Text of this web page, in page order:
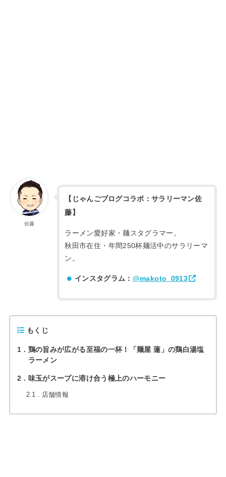
佐藤
【じゃんごブログコラボ：サラリーマン佐
藤】
ラーメン愛好家・麺スタグラマー。
秋田市在住・年間250杯麺活中のサラリーマ
ン。
インスタグラム： @makoto_0913
もくじ
1
鶏の旨みが広がる至福の一杯！「麺屋 蓮」の鶏白湯塩
ラーメン
2 味玉がスープに溶け合う極上のハーモニー
2.1 店舗情報